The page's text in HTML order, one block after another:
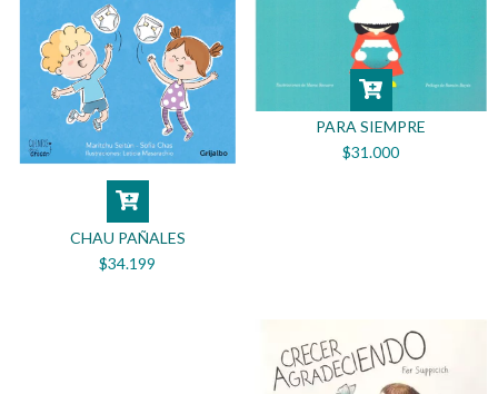
CHAU PAÑALES
$34.199
PARA SIEMPRE
$31.000